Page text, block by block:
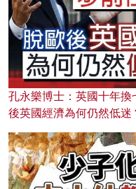
孔永樂博士：英國十年
後英國經濟為何仍然低迷